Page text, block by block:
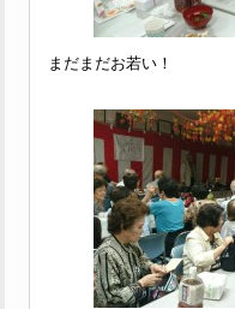
まだまだお若い！